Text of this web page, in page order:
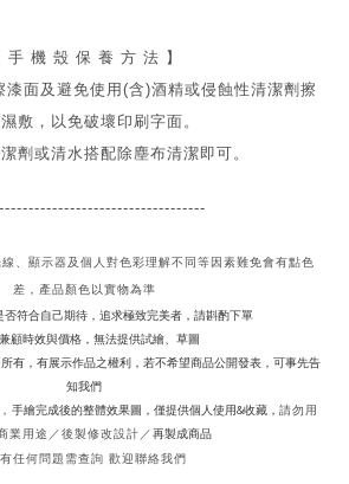
手 機 殼 保 養 方 法 】
漆面及 避免使用(含)酒精或侵蝕性清潔劑擦
敷，以免破壞印刷字面。
劑或清水搭配除塵布清潔即可。
、顯示器及個人對色彩理解不同 等因素難免會有點色
差，產品顏色以實物為準
否符合自己期待，追求極致完美者，請斟酌下單
顧時效與價格，無法提供試繪、草圖
有，有展示作品之權利，若不希望商品公開發表，可事先告
知我們
手繪完成後的整體效果圖，僅提供個人使用&收藏， 請勿用
業用途／後製修改設計／再製成商品
任何問題需查詢 歡迎聯絡我們